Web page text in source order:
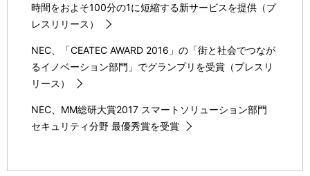
時間をおよそ100分の1に短縮する新サービスを提供（プ
レスリリース）
NEC、「CEATEC AWARD 2016」の「街と社会でつなが
るイノベーション部門」でグランプリを受賞（プレスリ
リース）
NEC、MM総研大賞2017 スマートソリューション部門
セキュリティ分野 最優秀賞を受賞